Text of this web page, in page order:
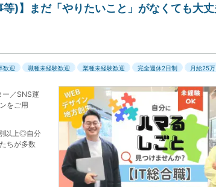
等)】まだ「やりたいこと」がなくても大
歓迎 職種未経験歓迎 業種未経験歓迎 完全週休2日制 月給25
ー／SNS運
をご用
以上◎自分
ちが多数